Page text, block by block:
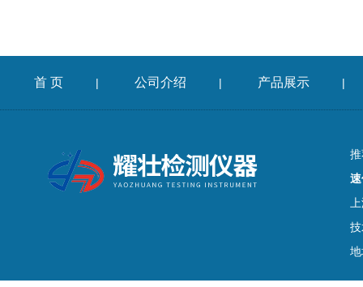
首 页 | 公司介绍 | 产品展示 |